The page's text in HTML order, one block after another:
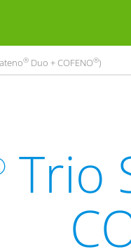
® Duo + COFENO®)
Trio